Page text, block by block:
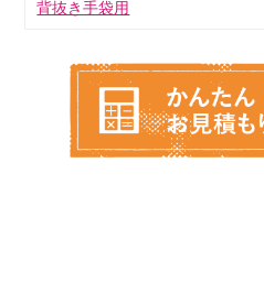
背抜き手袋用